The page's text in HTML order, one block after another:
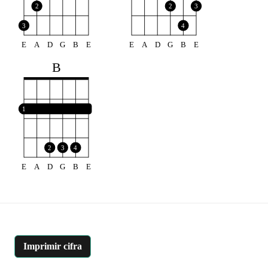
3
2
E A D G B E
2
4
3
E A D G B E
B
1
2 3 4
E A D G B E
Imprimir cifra